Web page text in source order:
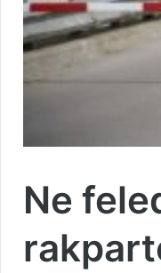
Ne